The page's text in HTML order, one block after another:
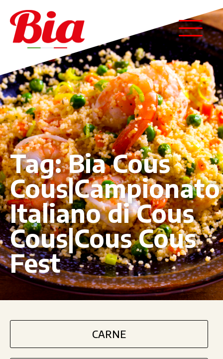
Tag:Bia Cous
Cous|Campionato
Italiano di Cous
Cous|Cous Cous
Fest
CARNE